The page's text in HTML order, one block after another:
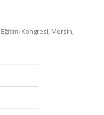
Eğitimi Kongresi, Mersin,